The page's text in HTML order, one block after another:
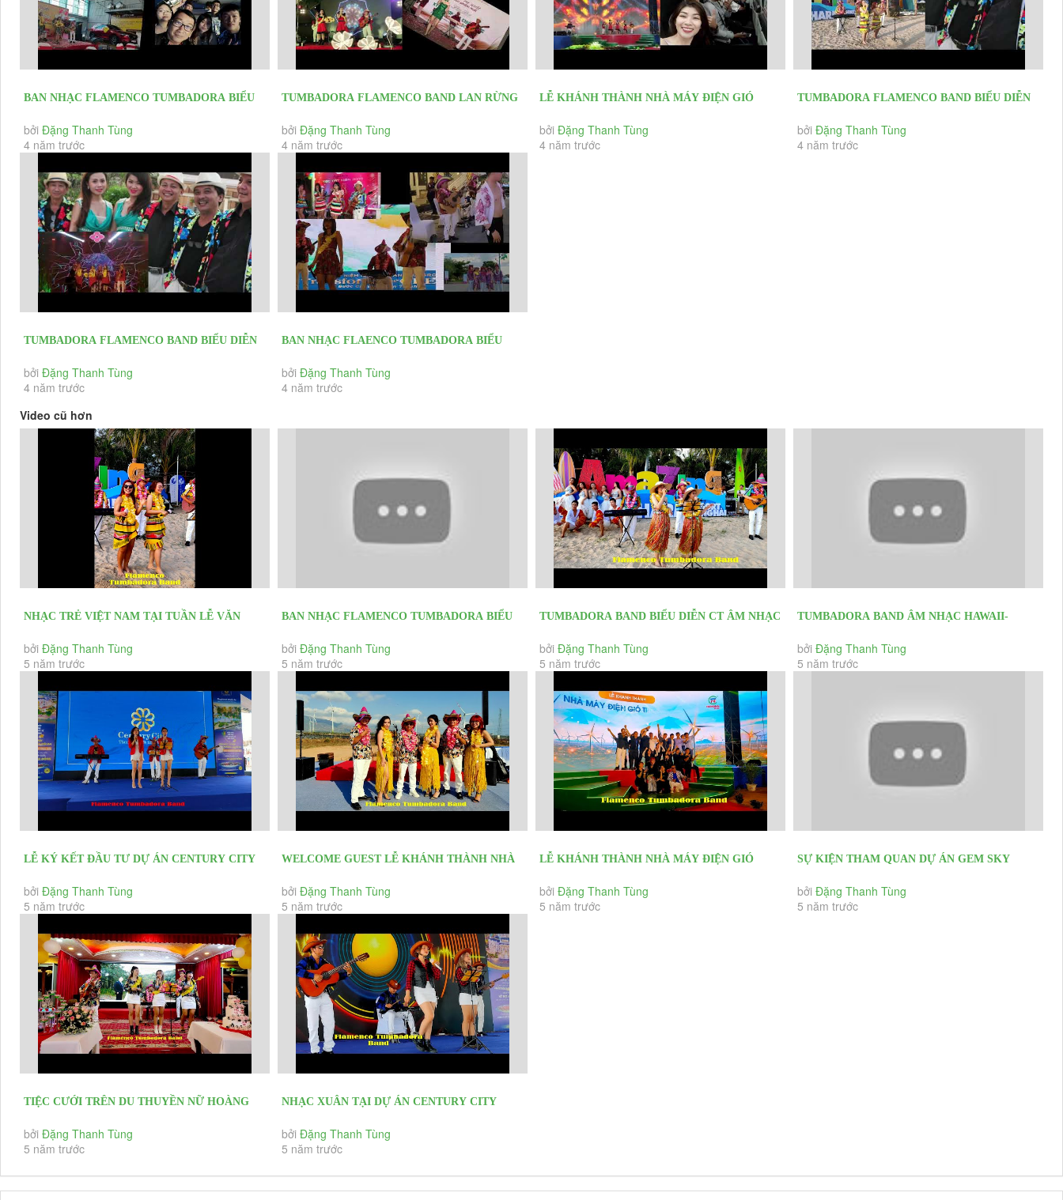
BAN NHẠC FLAMENCO TUMBADORA BIỂU
DIỄN CÁC SỰ KIỆN RA MẮT DỰ ÁN BĐS...
bởi Đặng Thanh Tùng
4 năm trước
TUMBADORA FLAMENCO BAND LAN RỪNG
PHƯỚC HẢI RESORT YEAR END PARTY 2020
&...
bởi Đặng Thanh Tùng
4 năm trước
LỄ KHÁNH THÀNH NHÀ MÁY ĐIỆN GIÓ
TRUNG NAM NINH THUẬN BAN NHẠC...
bởi Đặng Thanh Tùng
4 năm trước
TUMBADORA FLAMENCO BAND BIỂU DIỄN
TẠI CÁC EVENT KHAI TRƯƠNG HỘI NGHỊ...
bởi Đặng Thanh Tùng
4 năm trước
TUMBADORA FLAMENCO BAND BIỂU DIỄN
EVENT ,HNKH , CHRISTMAS & YEAR END...
bởi Đặng Thanh Tùng
4 năm trước
BAN NHẠC FLAENCO TUMBADORA BIỂU
DIỄN LỄ KỶ NIỆM 10 THÀNH LẬP THẮNG...
bởi Đặng Thanh Tùng
4 năm trước
Video cũ hơn
NHẠC TRẺ VIỆT NAM TẠI TUẦN LỄ VĂN
HÓA VÀ DU LỊCH LONG HẢI 2021
bởi Đặng Thanh Tùng
5 năm trước
BAN NHẠC FLAMENCO TUMBADORA BIỂU
DIỄN CT ÂM NHẠC TRÊN BIỂN BẾ MẠC LỄ
HỘI...
bởi Đặng Thanh Tùng
5 năm trước
TUMBADORA BAND BIỂU DIỄN CT ÂM NHẠC
HAWAII- FLAMENCO- LATIN TRÊN BIỂN
CHÀO...
bởi Đặng Thanh Tùng
5 năm trước
TUMBADORA BAND ÂM NHẠC HAWAII-
FLAMENCO- LATIN HOÀNG HÔN TRÊN BIỂN
CHÀO...
bởi Đặng Thanh Tùng
5 năm trước
LỄ KÝ KẾT ĐẦU TƯ DỰ ÁN CENTURY CITY
LONG THÀNH 24/4/2021 TUMBADORA
FLAMENCO...
bởi Đặng Thanh Tùng
5 năm trước
WELCOME GUEST LỄ KHÁNH THÀNH NHÀ
MÁY ĐIỆN GIÓ TRUNG NAM- THUẬN BẮC
NINH...
bởi Đặng Thanh Tùng
5 năm trước
LỄ KHÁNH THÀNH NHÀ MÁY ĐIỆN GIÓ
TRUNG NAM- THUẬN BẮC NINH THUẬN
bởi Đặng Thanh Tùng
5 năm trước
SỰ KIỆN THAM QUAN DỰ ÁN GEM SKY
WORLD LONG THÀNH 28/03/2021
bởi Đặng Thanh Tùng
5 năm trước
TIỆC CƯỚI TRÊN DU THUYỀN NỮ HOÀNG
ĐÔNG DƯƠNG FLAMENCO TUMBADORA
BAND
bởi Đặng Thanh Tùng
5 năm trước
NHẠC XUÂN TẠI DỰ ÁN CENTURY CITY
LONG THÀNH FLAMENCO TUMBADORA
BAND
bởi Đặng Thanh Tùng
5 năm trước